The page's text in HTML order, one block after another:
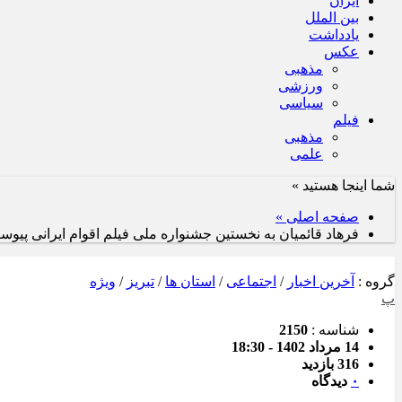
بین الملل
یادداشت
عکس
مذهبی
ورزشی
سیاسی
فیلم
مذهبی
علمی
شما اینجا هستید »
صفحه اصلی »
فرهاد قائمیان به نخستین جشنواره ملی فیلم اقوام ایرانی
گروه : آخرین اخبار / اجتماعی / استان ها / تبریز / ویژه
پ
شناسه : 2150
14 مرداد 1402 - 18:30
316 بازدید
۰ دیدگاه